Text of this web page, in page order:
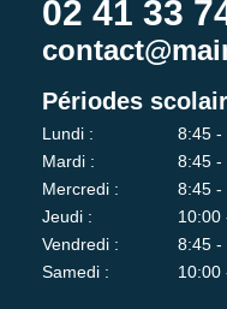
02 41 33
Périodes
Lundi :
8:45 -
Mardi :
8:45 -
Mercredi :
8:45 -
Jeudi :
10:00
Vendredi :
8:45 -
Samedi :
10:00